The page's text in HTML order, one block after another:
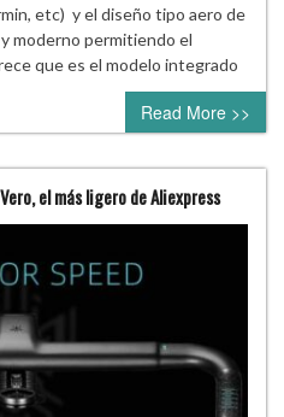
etc) y el diseño tipo aero de
moderno permitiendo el
que es el modelo integrado
Read More >>
el más ligero de Aliexpress